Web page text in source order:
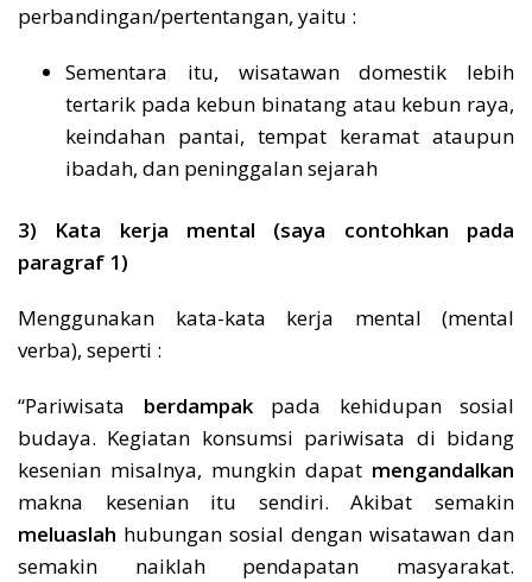
perbandingan/pertentangan, yaitu :
Sementara itu, wisatawan domestik lebih
tertarik pada kebun binatang atau kebun raya,
keindahan pantai, tempat keramat ataupun
ibadah, dan peninggalan sejarah
3) Kata kerja mental (saya contohkan pada
paragraf 1)
Menggunakan kata-kata kerja mental (mental
verba), seperti :
“Pariwisata berdampakpada kehidupan sosial
budaya. Kegiatan konsumsi pariwisata di bidang
kesenian misalnya, mungkin dapat mengandalkan
makna kesenian itu sendiri. Akibat semakin
meluaslah hubungan sosial dengan wisatawan dan
semakin naiklah pendapatan masyarakat.